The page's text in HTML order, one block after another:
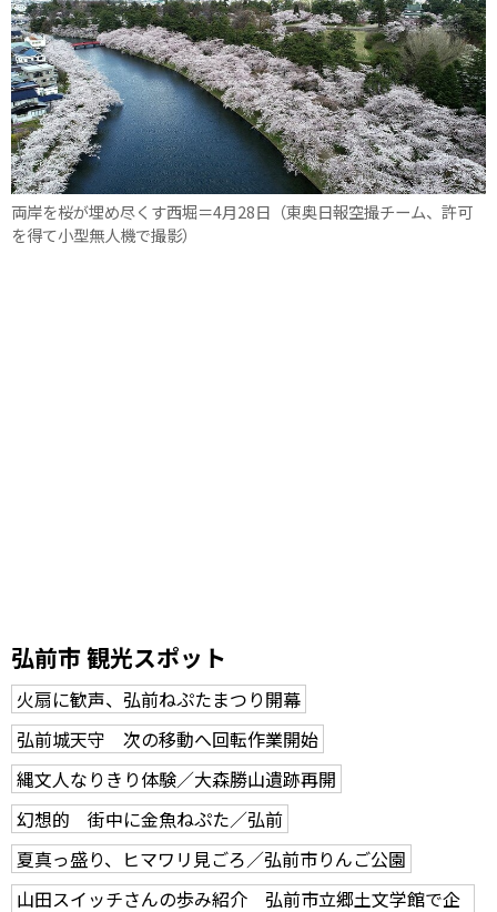
両岸を桜が埋め尽くす西堀＝4月28日（東奥日報空撮チーム、許可
を得て小型無人機で撮影）
弘前市 観光スポット
火扇に歓声、弘前ねぷたまつり開幕
弘前城天守 次の移動へ回転作業開始
縄文人なりきり体験／大森勝山遺跡再開
幻想的 街中に金魚ねぷた／弘前
夏真っ盛り、ヒマワリ見ごろ／弘前市りんご公園
山田スイッチさんの歩み紹介 弘前市立郷土文学館で企